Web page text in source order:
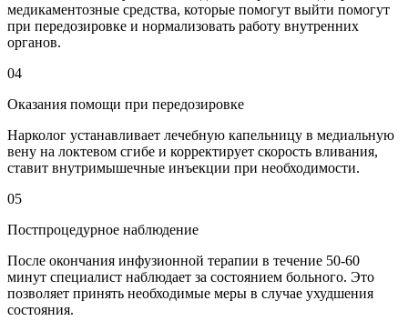
медикаментозные средства, которые помогут выйти помогут
при передозировке и нормализовать работу внутренних
органов.
04
Оказания помощи при передозировке
Нарколог устанавливает лечебную капельницу в медиальную
вену на локтевом сгибе и корректирует скорость вливания,
ставит внутримышечные инъекции при необходимости.
05
Постпроцедурное наблюдение
После окончания инфузионной терапии в течение 50-60
минут специалист наблюдает за состоянием больного. Это
позволяет принять необходимые меры в случае ухудшения
состояния.